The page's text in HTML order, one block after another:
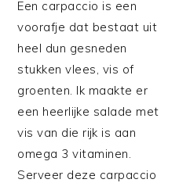
Een carpaccio is een
voorafje dat bestaat uit
heel dun gesneden
stukken vlees, vis of
groenten. Ik maakte er
een heerlijke salade met
vis van die rijk is aan
omega 3 vitaminen.
Serveer deze carpaccio